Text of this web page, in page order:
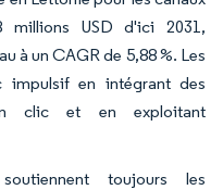
millions USD d'ici 2031,
à un CAGR de 5,88 %. Les
impulsif en intégrant des
clic et en exploitant
toujours les